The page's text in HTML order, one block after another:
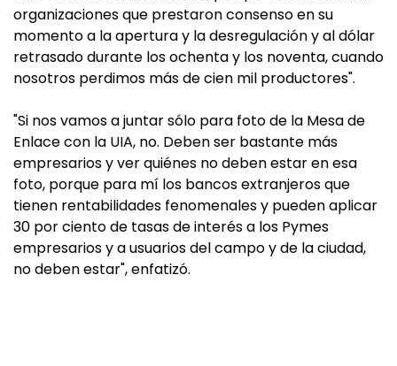
organizaciones que prestaron consenso en su
momento a la apertura y la desregulación y al dólar
retrasado durante los ochenta y los noventa, cuando
nosotros perdimos más de cien mil productores".
"Si nos vamos a juntar sólo para foto de la Mesa de
Enlace con la UIA, no. Deben ser bastante más
empresarios y ver quiénes no deben estar en esa
foto, porque para mí los bancos extranjeros que
tienen rentabilidades fenomenales y pueden aplicar
30 por ciento de tasas de interés a los Pymes
empresarios y a usuarios del campo y de la ciudad,
no deben estar", enfatizó.